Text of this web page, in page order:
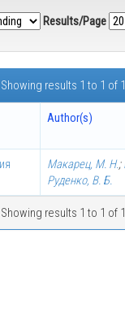
Results/Page
Showing results 1 to 1 of 1
Author(s)
Макарец, М. Н.;
Руденко, В. Б.
Showing results 1 to 1 of 1